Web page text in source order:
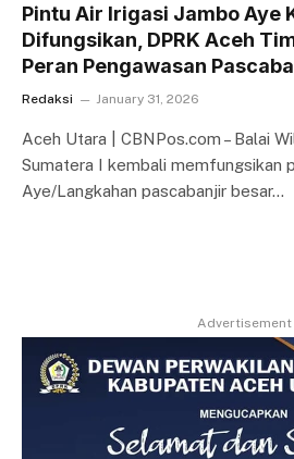
Pintu Air Irigasi Jambo Aye
Difungsikan, DPRK Aceh
Peran Pengawasan
Redaksi January 31, 2026
Aceh Utara | CBNPos.com – Balai
Sumatera I kembali memfungsikan
Aye/Langkahan pascabanjir besar…
Advertisement